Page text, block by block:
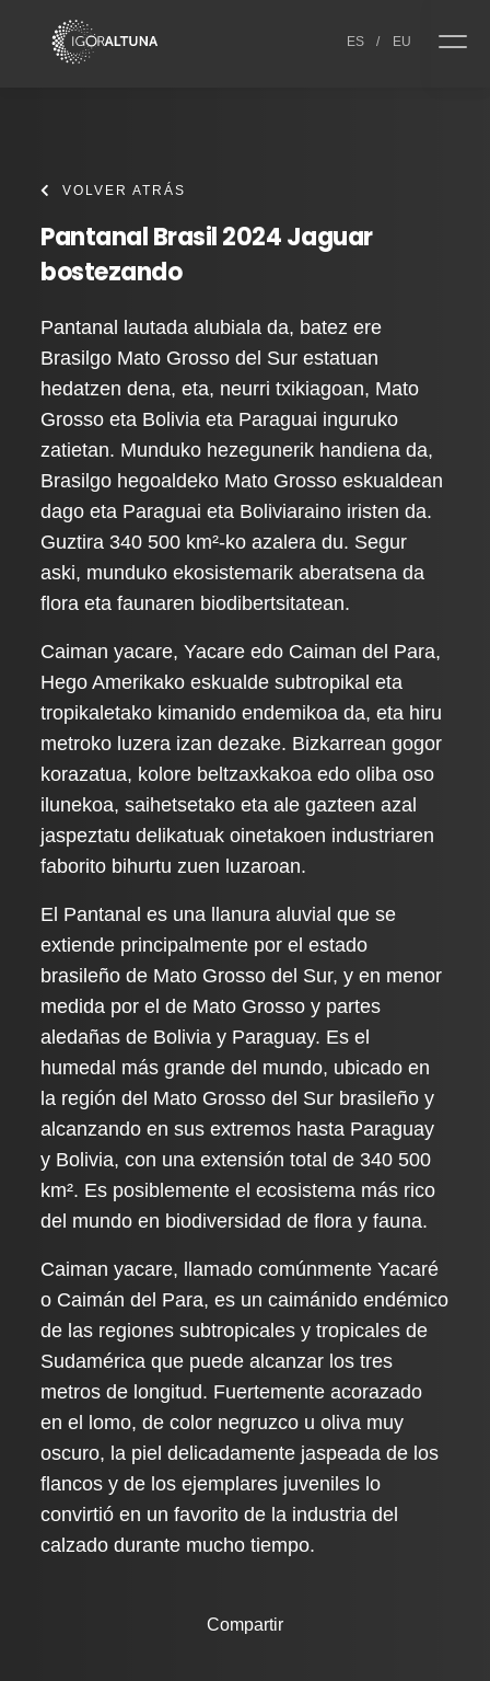
ES / EU
VOLVER ATRÁS
Pantanal Brasil 2024 Jaguar
bostezando
Pantanal lautada alubiala da, batez ere
Brasilgo Mato Grosso del Sur estatuan
hedatzen dena, eta, neurri txikiagoan, Mato
Grosso eta Bolivia eta Paraguai inguruko
zatietan. Munduko hezegunerik handiena da,
Brasilgo hegoaldeko Mato Grosso eskualdean
dago eta Paraguai eta Boliviaraino iristen da.
Guztira 340 500 km²-ko azalera du. Segur
aski, munduko ekosistemarik aberatsena da
flora eta faunaren biodibertsitatean.
Caiman yacare, Yacare edo Caiman del Para,
Hego Amerikako eskualde subtropikal eta
tropikaletako kimanido endemikoa da, eta hiru
metroko luzera izan dezake. Bizkarrean gogor
korazatua, kolore beltzaxkakoa edo oliba oso
ilunekoa, saihetsetako eta ale gazteen azal
jaspeztatu delikatuak oinetakoen industriaren
faborito bihurtu zuen luzaroan.
El Pantanal es una llanura aluvial que se
extiende principalmente por el estado
brasileño de Mato Grosso del Sur, y en menor
medida por el de Mato Grosso y partes
aledañas de Bolivia y Paraguay. Es el
humedal más grande del mundo, ubicado en
la región del Mato Grosso del Sur brasileño y
alcanzando en sus extremos hasta Paraguay
y Bolivia, con una extensión total de 340 500
km². Es posiblemente el ecosistema más rico
del mundo en biodiversidad de flora y fauna.
Caiman yacare, llamado comúnmente Yacaré
o Caimán del Para, es un caimánido endémico
de las regiones subtropicales y tropicales de
Sudamérica que puede alcanzar los tres
metros de longitud. Fuertemente acorazado
en el lomo, de color negruzco u oliva muy
oscuro, la piel delicadamente jaspeada de los
flancos y de los ejemplares juveniles lo
convirtió en un favorito de la industria del
calzado durante mucho tiempo.
Compartir